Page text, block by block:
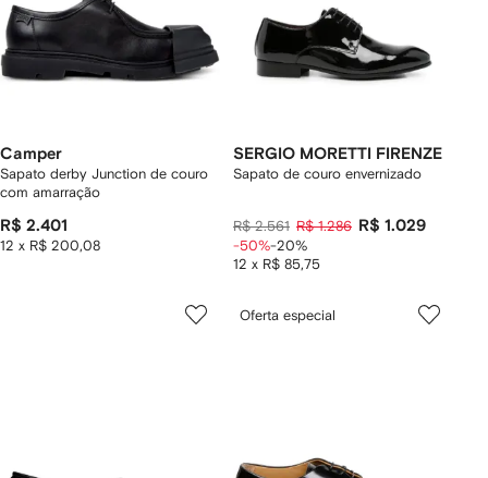
Camper
Sapato derby Junction de couro
com amarração
R$ 2.401
12 x R$ 200,08
SERGIO MORETTI FIRENZE
Sapato de couro envernizado
R$ 2.561 R$ 1.286 R$ 1.029
12 x R$ 85,75
-50%-20%
Oferta especial